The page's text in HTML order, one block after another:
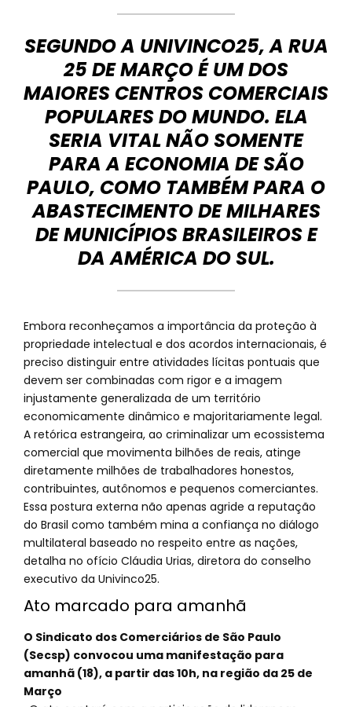
SEGUNDO A UNIVINCO25, A RUA
25 DE MARÇO É UM DOS
MAIORES CENTROS COMERCIAIS
POPULARES DO MUNDO. ELA
SERIA VITAL NÃO SOMENTE
PARA A ECONOMIA DE SÃO
PAULO, COMO TAMBÉM PARA O
ABASTECIMENTO DE MILHARES
DE MUNICÍPIOS BRASILEIROS E
DA AMÉRICA DO SUL.
Embora reconheçamos a importância da proteção à
propriedade intelectual e dos acordos internacionais, é
preciso distinguir entre atividades lícitas pontuais que
devem ser combinadas com rigor e a imagem
injustamente generalizada de um território
economicamente dinâmico e majoritariamente legal.
A retórica estrangeira, ao criminalizar um ecossistema
comercial que movimenta bilhões de reais, atinge
diretamente milhões de trabalhadores honestos,
contribuintes, autônomos e pequenos comerciantes.
Essa postura externa não apenas agride a reputação
do Brasil como também mina a confiança no diálogo
multilateral baseado no respeito entre as nações,
detalha no ofício Cláudia Urias, diretora do conselho
executivo da Univinco25.
Ato marcado para amanhã
O Sindicato dos Comerciários de São Paulo
(Secsp) convocou uma manifestação para
amanhã (18), a partir das 10h, na região da 25 de
Março